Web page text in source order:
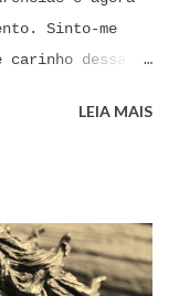
Sinto-me
carinho dessa
tentações. A
culpa por
deixando
LEIA MAIS